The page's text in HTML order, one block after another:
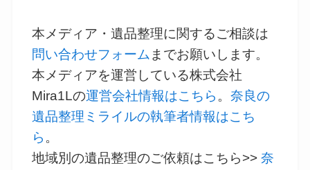
本メディア・遺品整理に関するご相談は
問い合わせフォーム までお願いします。
本メディアを運営している株式会社
Mira1Lの運営会社情報はこちら 。奈良の
遺品整理ミライルの執筆者情報はこち
ら 。
地域別の遺品整理のご依頼はこちら>>奈